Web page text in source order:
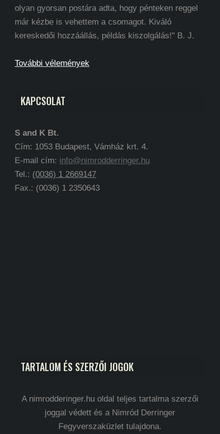
olyan gyorsan postára adta, hogy pénteken reggel
már kézbe is vehettem a csomagot. Kiváló
kereskedői hozzáállás, példás kiszolgálás!" B. J.
További vélemények
KAPCSOLAT
S and K Bt.
Cím: 1053 Budapest, Vámház krt. 4.
E-mail cím: info@nimrodderringer.hu
Tel.: (0036) 1 2669147
Fax.: (0036) 1 2350643
TARTALOM ÉS SZERZŐI JOGOK
A nimrodderinger.hu oldal teljes tartalma szerzői
joggal védett és a Nimród Derringer
Fegyverszaküzlet tulajdona.